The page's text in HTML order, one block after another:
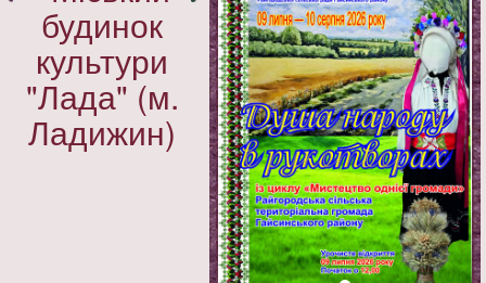
будинок
культури
"Лада" (м.
Ладижин)